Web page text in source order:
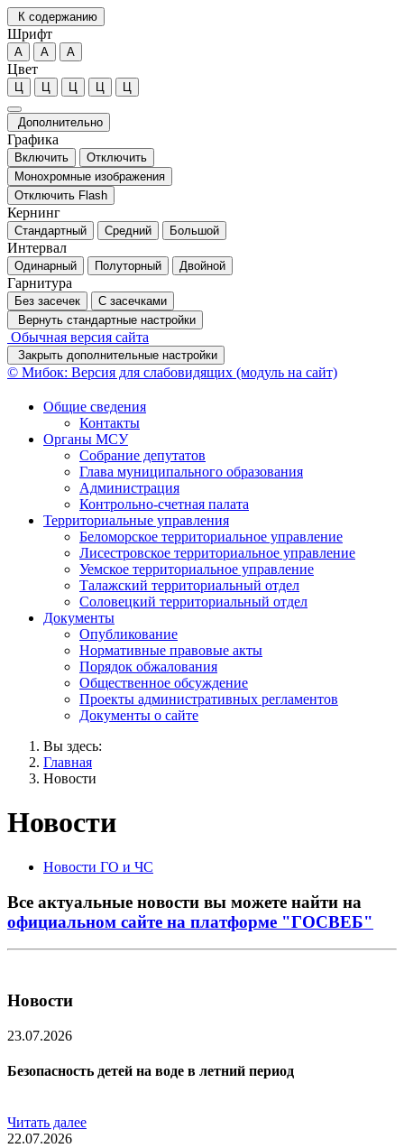
К содержанию
Шрифт
А А А
Цвет
Ц Ц Ц Ц Ц
Дополнительно
Графика
Включить
Отключить
Монохромные изображения
Отключить Flash
Кернинг
Стандартный Средний Большой
Интервал
Одинарный Полуторный Двойной
Гарнитура
Без засечек
С засечками
Вернуть стандартные настройки
Обычная версия сайта
Закрыть дополнительные настройки
© Мибок: Версия для слабовидящих (модуль на сайт)
Общие сведения
Контакты
Органы МСУ
Собрание депутатов
Глава муниципального образования
Администрация
Контрольно-счетная палата
Территориальные управления
Беломорское территориальное управление
Лисестровское территориальное управление
Уемское территориальное управление
Талажский территориальный отдел
Соловецкий территориальный отдел
Документы
Опубликование
Нормативные правовые акты
Порядок обжалования
Общественное обсуждение
Проекты административных регламентов
Документы о сайте
Вы здесь:
Главная
Новости
Новости
Новости ГО и ЧС
Все актуальные новости вы можете найти на
официальном сайте на платформе "ГОСВЕБ"
Новости
23.07.2026
Безопасность детей на воде в летний период
Читать далее
22.07.2026